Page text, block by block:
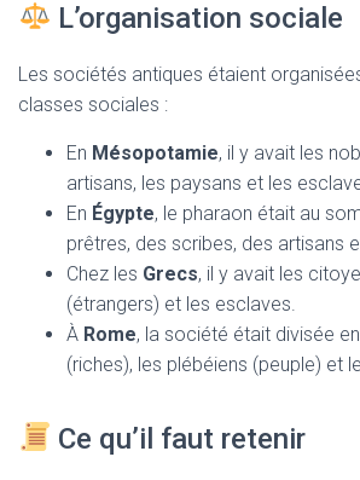
L’organisation sociale
Les sociétés antiques étaient
classes sociales :
En Mésopotamie, il y avait les
artisans, les paysans et les
En Égypte, le pharaon était au
prêtres, des scribes, des artisans
Chez les Grecs, il y avait les
(étrangers) et les esclaves.
À Rome, la société était divisée
(riches), les plébéiens (peuple) et
Ce qu’il faut retenir